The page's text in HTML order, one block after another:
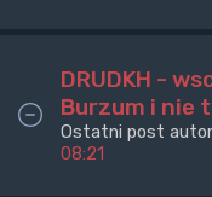
DRUDKH -
Burzum i nie
Ostatni post
08:21